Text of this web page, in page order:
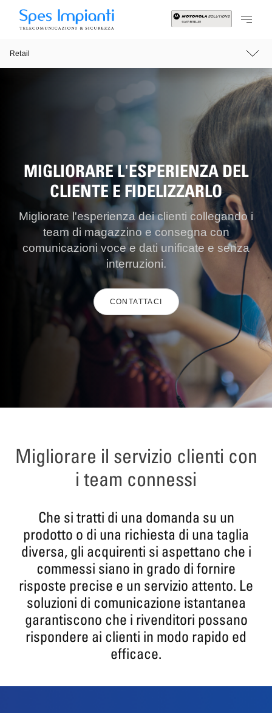
Retail
MIGLIORARE L'ESPERIENZA DEL
CLIENTE E FIDELIZZARLO
Migliorate l'esperienza dei clienti collegando i
team di magazzino e consegna con
comunicazioni voce e dati unificate e senza
interruzioni.
CONTATTACI
Migliorare il servizio clienti con
i team connessi
Che si tratti di una domanda su un
prodotto o di una richiesta di una taglia
diversa, gli acquirenti si aspettano che i
commessi siano in grado di fornire
risposte precise e un servizio attento. Le
soluzioni di comunicazione istantanea
garantiscono che i rivenditori possano
rispondere ai clienti in modo rapido ed
efficace.